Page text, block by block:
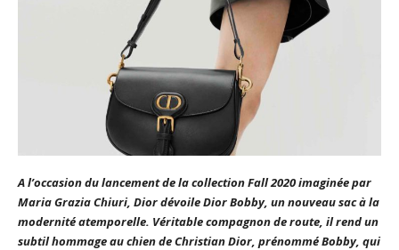
A l’occasion du lancement de la collection Fall 2020 imaginée par
Maria Grazia Chiuri, Dior dévoileDior Bobby, un nouveau sac à la
modernité atemporelle. Véritable compagnon de route, il rend un
subtil hommage au chien de Christian Dior, prénommé Bobby, qui